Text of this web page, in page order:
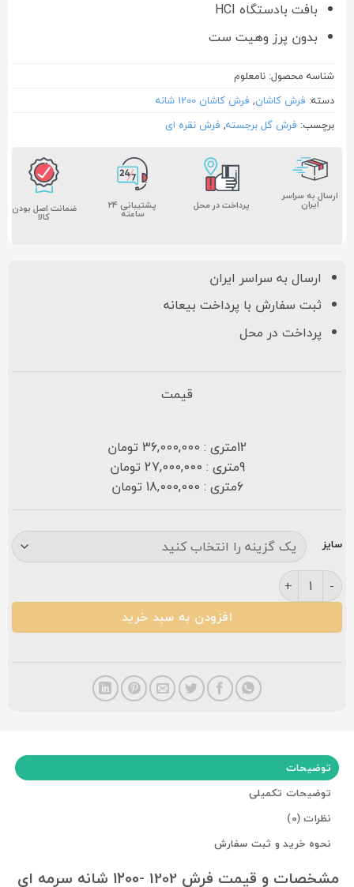
بافت بادستگاه HCI
بدون پرز وهیت ست
شناسه محصول: نامعلوم
دسته: فرش کاشان, فرش کاشان 1200 شانه
برچسب: فرش گل برجسته, فرش نقره ای
ارسال به سراسر
ایران پرداخت در محل پشتیبانی ۲۴
ساعته ضمانت اصل بودن
کالا
ارسال به سراسر ایران
ثبت سفارش با پرداخت بیعانه
پرداخت در محل
قیمت
12متری : 36,000,000 تومان
9متری : 27,000,000 تومان
6متری : 18,000,000 تومان
سایز
فرش کاشان 1202 سرمه ای گلبرجسته ۱۲۰۰شانه عدد
افزودن به سبد خرید
توضیحات
توضیحات تکمیلی
نظرات (0)
نحوه خرید و ثبت سفارش
مشخصات و قیمت فرش 1202 -۱۲۰۰ شانه سرمه ای